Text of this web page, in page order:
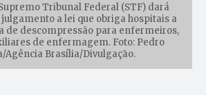
Tribunal Federal (STF) dará
a lei que obriga hospitais a
de descompressão para enfermeiros,
de enfermagem. Foto: Pedro
Agência Brasília/Divulgaçāo.